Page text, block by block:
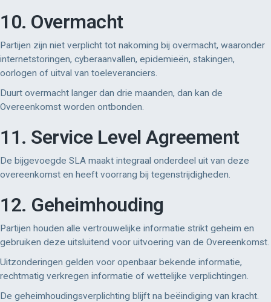
10. Overmacht
Partijen zijn niet verplicht tot nakoming bij overmacht, waaronder
internetstoringen, cyberaanvallen, epidemieën, stakingen,
oorlogen of uitval van toeleveranciers.
Duurt overmacht langer dan drie maanden, dan kan de
Overeenkomst worden ontbonden.
11. Service Level Agreement
De bijgevoegde SLA maakt integraal onderdeel uit van deze
overeenkomst en heeft voorrang bij tegenstrijdigheden.
12. Geheimhouding
Partijen houden alle vertrouwelijke informatie strikt geheim en
gebruiken deze uitsluitend voor uitvoering van de Overeenkomst.
Uitzonderingen gelden voor openbaar bekende informatie,
rechtmatig verkregen informatie of wettelijke verplichtingen.
De geheimhoudingsverplichting blijft na beëindiging van kracht.